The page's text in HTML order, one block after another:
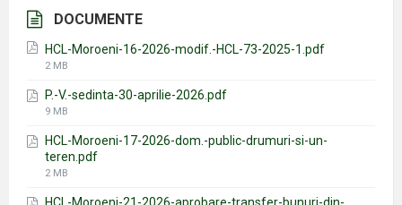
DOCUMENTE
HCL-Moroeni-16-2026-modif.-HCL-73-2025-1.pdf
File
2 MB
P.-V.-sedinta-30-aprilie-2026.pdf
File
9 MB
HCL-Moroeni-17-2026-dom.-public-drumuri-si-un-
teren.pdf
File
2 MB
HCL-Moroeni-21-2026-aprobare-transfer-bunuri-din-